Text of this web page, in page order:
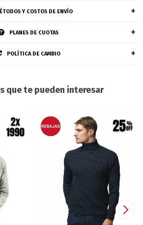
Y COSTOS DE ENVÍO
PLANES DE CUOTAS
POLÍTICA DE CAMBIO
que te pueden interesar